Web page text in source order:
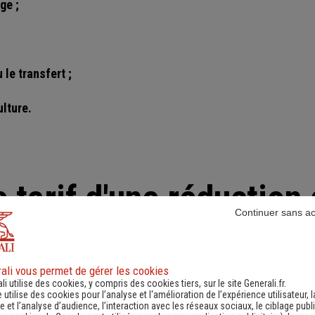
;
le transfert ;
tarif d'une réduction
de l’entreprise des pompes funèbres contactée
. Il
caveau, le creusement et le comblement des fosses,
mise en bière des restes mortels, la fourniture d’un
répondre aux mêmes exigences qu'une inhumation. Cet
vous permet de gérer les cookies
utilise des cookies, y compris des cookies tiers, sur le site Generali.fr.
utilise des cookies pour l’analyse et l'amélioration de l’expérience utilisateur,
et l’analyse d’audience, l’interaction avec les réseaux sociaux, le ciblage
Continuer sans